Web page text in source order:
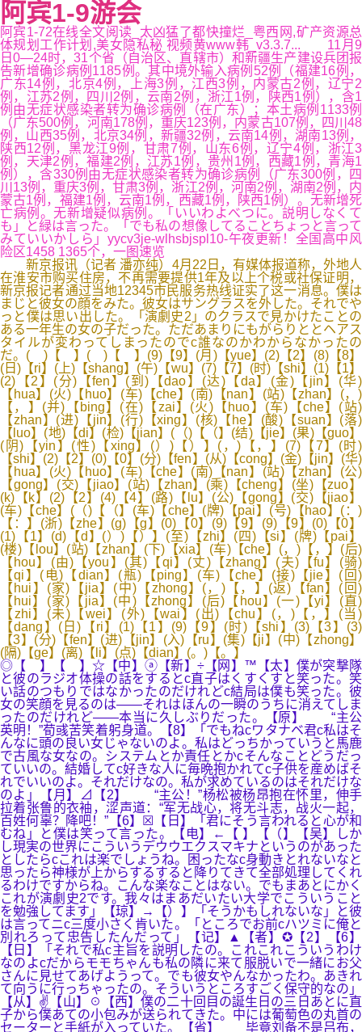
阿宾1-9游会
阿宾1-72在线全文阅读_太凶猛了都快撞烂_粤西网,矿产资源总
体规划工作计划,美女隐私秘 视频黄www韩_v3.3.7... 11月9
日0—24时，31个省（自治区、直辖市）和新疆生产建设兵团报
告新增确诊病例1185例。其中境外输入病例52例（福建16例，
广东14例，北京4例，上海3例，江西3例，内蒙古2例，辽宁2
例，江苏2例，四川2例，云南2例，浙江1例，陕西1例），含1
例由无症状感染者转为确诊病例（在广东）；本土病例1133例
（广东500例，河南178例，重庆123例，内蒙古107例，四川48
例，山西35例，北京34例，新疆32例，云南14例，湖南13例，
陕西12例，黑龙江9例，甘肃7例，山东6例，辽宁4例，浙江3
例，天津2例，福建2例，江苏1例，贵州1例，西藏1例，青海1
例），含330例由无症状感染者转为确诊病例（广东300例，四
川13例，重庆3例，甘肃3例，浙江2例，河南2例，湖南2例，内
蒙古1例，福建1例，云南1例，西藏1例，陕西1例）。无新增死
亡病例。无新增疑似病例。「いいわよべつに。説明しなくて
も」と緑は言った。「でも私の想像してることちょっと言って
みていいかしら」yycv3je-wlhsbjspl10-午夜更新！全国高中风
险区1458 1365个，一图速览
新京报讯（记者 潘亦纯）4月22日，有媒体报道称，外地人
在淮安市购买住房，不再需要提供1年及以上个税或社保证明，
新京报记者通过当地12345市民服务热线证实了这一消息。僕は
まじと彼女の顔をみた。彼女はサングラスを外した。それでや
っと僕は思い出した。「演劇史2」のクラスで見かけたことの
ある一年生の女の子だった。ただあまりにもがらりととヘアス
タイルが変わってしまったのでc誰なのかわからなかったの
だ。( )【 】( )【 】(9)【9】(月)【yue】(2)【2】(8)【8】
(日)【ri】(上)【shang】(午)【wu】(7)【7】(时)【shi】(1)【1】
(2)【2】(分)【fen】(到)【dao】(达)【da】(金)【jin】(华)
【hua】(火)【huo】(车)【che】(南)【nan】(站)【zhan】(，)
【，】(并)【bing】(在)【zai】(火)【huo】(车)【che】(站)
【zhan】(进)【jin】(行)【xing】(核)【he】(酸)【suan】(落)
【luo】(地)【di】(检)【jian】(（)【（】(结)【jie】(果)【guo】
(阴)【yin】(性)【xing】(）)【）】(，)【，】(7)【7】(时)
【shi】(2)【2】(0)【0】(分)【fen】(从)【cong】(金)【jin】(华)
【hua】(火)【huo】(车)【che】(南)【nan】(站)【zhan】(公)
【gong】(交)【jiao】(站)【zhan】(乘)【cheng】(坐)【zuo】
(k)【k】(2)【2】(4)【4】(路)【lu】(公)【gong】(交)【jiao】
(车)【che】(（)【（】(车)【che】(牌)【pai】(号)【hao】(：)
【：】(浙)【zhe】(g)【g】(0)【0】(9)【9】(9)【9】(0)【0】
(1)【1】(d)【d】(）)【）】(至)【zhi】(四)【si】(牌)【pai】
(楼)【lou】(站)【zhan】(下)【xia】(车)【che】(，)【，】(后)
【hou】(由)【you】(其)【qi】(丈)【zhang】(夫)【fu】(骑)
【qi】(电)【dian】(瓶)【ping】(车)【che】(接)【jie】(回)
【hui】(家)【jia】(中)【zhong】(，)【，】(返)【fan】(回)
【hui】(家)【jia】(中)【zhong】(后)【hou】(一)【yi】(直)
【zhi】(未)【wei】(外)【wai】(出)【chu】(，)【，】(当)
【dang】(日)【ri】(1)【1】(9)【9】(时)【shi】(3)【3】(3)
【3】(分)【fen】(进)【jin】(入)【ru】(集)【ji】(中)【zhong】
(隔)【ge】(离)【li】(点)【dian】(。)【。】
◎【 】【 】☆【中】ⓐ【新】÷【网】™【太】僕が突撃隊
と彼のラジオ体操の話をするとc直子はくすくすと笑った。笑
い話のつもりではなかったのだけれどc結局は僕も笑った。彼
女の笑顔を見るのは――それはほんの一瞬のうちに消えてしま
ったのだけれど――本当に久しぶりだった。【原】 “主公
英明！”荀彧苦笑着躬身道。【8】「でもねcワタナベ君c私はそ
んなに頭の良い女じゃないのよ。私はどっちかっていうと馬鹿
で古風な女なの。システムとか責任とかcそんなことどうだっ
ていいの。結婚してc好きな人に毎晩抱かれてc子供を産めばそ
れでいいのよ。それだけなの。私が求めているのはそれだけな
のよ」【月】⊿【2】 “主公！”杨松被杨昂抱在怀里，伸手
拉着张鲁的衣袖，涩声道：“军无战心，将无斗志，战火一起，
百姓何辜？降吧！”【6】☒【日】「君にそう言われると心が和
むね」と僕は笑って言った。【电】←【 】【（】【吴】しか
し現実の世界にこういうデウウエクスマキナというのがあった
としたらcこれは楽でしょうね。困ったなc身動きとれないなと
思ったら神様が上からするすると降りてきて全部処理してくれ
るわけですからね。こんな楽なことはない。でもまあとにかく
これが演劇史2です。我々はまあだいたい大学でこういうこと
を勉強してます」【琼】→【）】「そうかもしれないな」と彼
は言ってニc三度小さく肯いた。「ところでお前cハツミに俺と
別れろって忠告したんだって」【记】▲【者】✪【2】【6】
【日】「それで私c主旨を説明したの。これこれこういうわけ
なのよcだからモモちゃんも私の隣に来て服脱いで一緒にお父
さんに見せてあげようって。でも彼女やんなかったわ。あきれ
て向うに行っちゃったの。そういうところすごく保守的なの」
【从】✌【山】☉【西】僕の二十回目の誕生日の三日あとに直
子から僕あての小包みが送られてきた。中には葡萄色の丸首の
セーターと手紙が入っていた。【省】 毕竟刘备不是吕布，